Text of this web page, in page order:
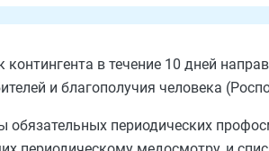
в течение 10 дней
и благополучия человека
периодических